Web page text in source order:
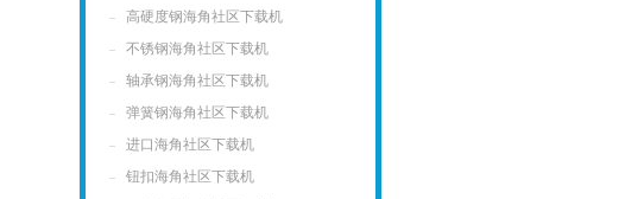
高硬度钢海角社区下载机
不锈钢海角社区下载机
轴承钢海角社区下载机
弹簧钢海角社区下载机
进口海角社区下载机
钮扣海角社区下载机